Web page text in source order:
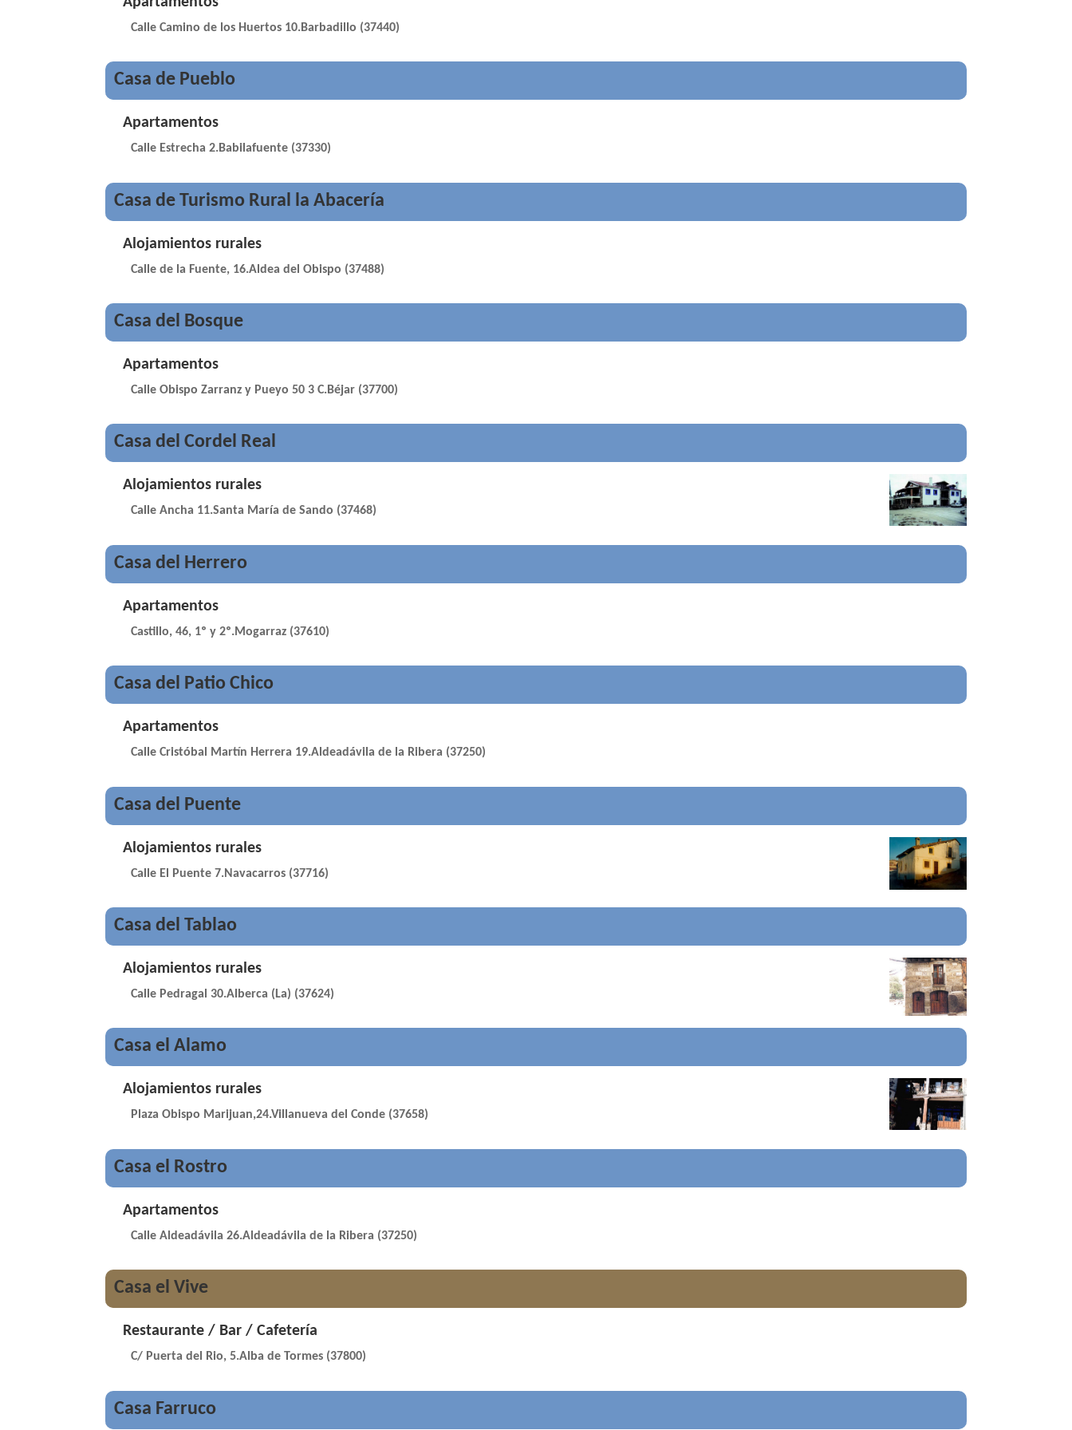
Calle Camino de los Huertos 10.Barbadillo (37440)
Casa de Pueblo
Apartamentos
Calle Estrecha 2.Babilafuente (37330)
Casa de Turismo Rural la Abacería
Alojamientos rurales
Calle de la Fuente, 16.Aldea del Obispo (37488)
Casa del Bosque
Apartamentos
Calle Obispo Zarranz y Pueyo 50 3 C.Béjar (37700)
Casa del Cordel Real
Alojamientos rurales
Calle Ancha 11.Santa María de Sando (37468)
Casa del Herrero
Apartamentos
Castillo, 46, 1º y 2º.Mogarraz (37610)
Casa del Patio Chico
Apartamentos
Calle Cristóbal Martín Herrera 19.Aldeadávila de la Ribera (37250)
Casa del Puente
Alojamientos rurales
Calle El Puente 7.Navacarros (37716)
Casa del Tablao
Alojamientos rurales
Calle Pedragal 30.Alberca (La) (37624)
Casa el Alamo
Alojamientos rurales
Plaza Obispo Marijuan,24.Villanueva del Conde (37658)
Casa el Rostro
Apartamentos
Calle Aldeadávila 26.Aldeadávila de la Ribera (37250)
Casa el Vive
Restaurante / Bar / Cafetería
C/ Puerta del Rio, 5.Alba de Tormes (37800)
Casa Farruco